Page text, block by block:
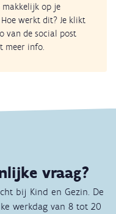
op je
werkt dit? Je klikt
van de social post
meer info.
vraag?
bij Kind en Gezin. De
werkdag van 8 tot 20